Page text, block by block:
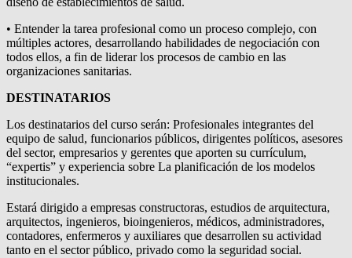
• Entender la tarea profesional como un proceso complejo, con
múltiples actores, desarrollando habilidades de negociación con
todos ellos, a fin de liderar los procesos de cambio en las
organizaciones sanitarias.
DESTINATARIOS
Los destinatarios del curso serán: Profesionales integrantes del
equipo de salud, funcionarios públicos, dirigentes políticos, asesores
del sector, empresarios y gerentes que aporten su currículum,
“expertis” y experiencia sobre La planificación de los modelos
institucionales.
Estará dirigido a empresas constructoras, estudios de arquitectura,
arquitectos, ingenieros, bioingenieros, médicos, administradores,
contadores, enfermeros y auxiliares que desarrollen su actividad
tanto en el sector público, privado como la seguridad social.